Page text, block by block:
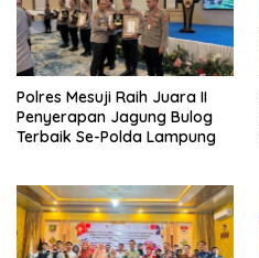
Polres Mesuji Raih Juara II
Penyerapan Jagung Bulog
Terbaik Se-Polda Lampung